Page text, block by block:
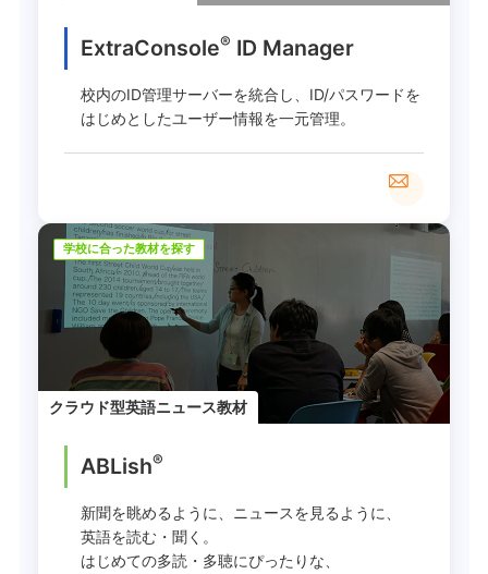
ExtraConsole® ID Manager
校内のID管理サーバーを統合し、ID/パスワードを
はじめとしたユーザー情報を一元管理。
学校に合った教材を探す
クラウド型英語ニュース教材
ABLish®
新聞を眺めるように、ニュースを見るように、
英語を読む・聞く。
はじめての多読・多聴にぴったりな、